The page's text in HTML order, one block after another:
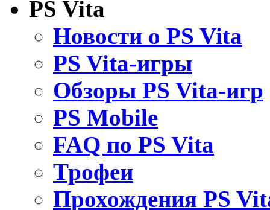
PS Vita
Новости о PS Vita
PS Vita-игры
Обзоры PS Vita-игр
PS Mobile
FAQ по PS Vita
Трофеи
Прохождения PS